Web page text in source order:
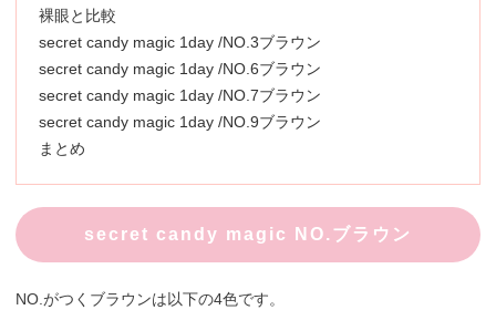
裸眼と比較
secret candy magic 1day /NO.3ブラウン
secret candy magic 1day /NO.6ブラウン
secret candy magic 1day /NO.7ブラウン
secret candy magic 1day /NO.9ブラウン
まとめ
secret candy magic NO.ブラウン
NO.がつくブラウンは以下の4色です。